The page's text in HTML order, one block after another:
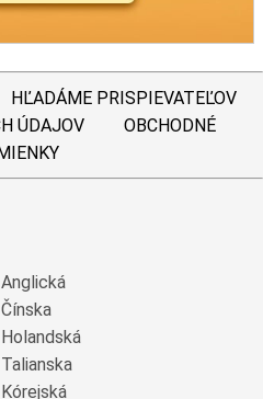
HĽADÁME PRISPIEVATEĽOV
ÚDAJOV
OBCHODNÉ
Anglická
Čínska
Holandská
Talianska
Kórejská